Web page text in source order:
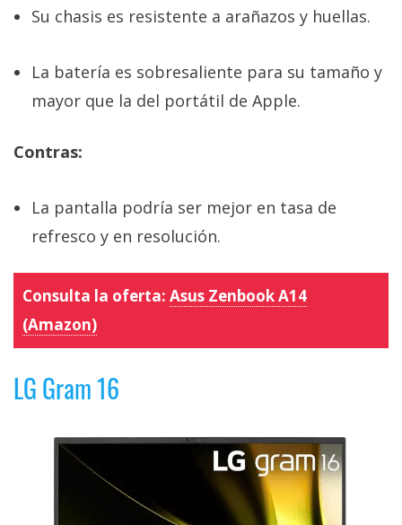
Su chasis es resistente a arañazos y huellas.
La batería es sobresaliente para su tamaño y
mayor que la del portátil de Apple.
Contras:
La pantalla podría ser mejor en tasa de
refresco y en resolución.
Consulta la oferta: Asus Zenbook A14
(Amazon)
LG Gram 16